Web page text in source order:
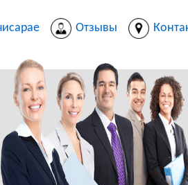
Отзывы